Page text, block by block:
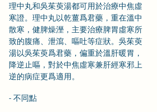
理中丸和吳茱萸湯都可用於治療中焦虛
寒證。理中丸以乾薑爲君藥，重在溫中
散寒，健脾燥溼，主要治療脾胃虛寒所
致的腹痛、泄瀉、嘔吐等症狀。吳茱萸
湯以吳茱萸爲君藥，偏重於溫肝暖胃，
降逆止嘔，對於中焦虛寒兼肝經寒邪上
逆的病症更爲適用。
- 不同點